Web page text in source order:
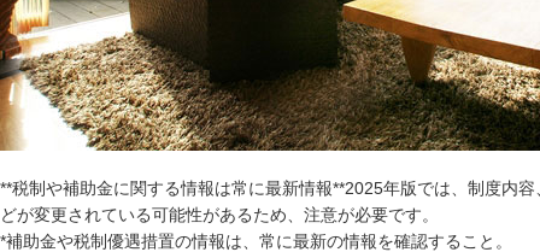
**税制や補助金に関する情報は常に最新情報**2025年版では、制度内
どが変更されている可能性があるため、注意が必要です。
*補助金や税制優遇措置の情報は、常に最新の情報を確認すること。